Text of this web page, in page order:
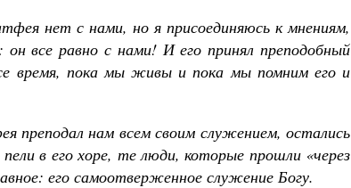
нет с нами, но я присоединяюсь к мнениям,
все равно с нами! И его принял преподобный
время, пока мы живы и пока мы помним его и
нам всем своим служением, остались
в его хоре, те люди, которые прошли «через
его самоотверженное служение Богу.